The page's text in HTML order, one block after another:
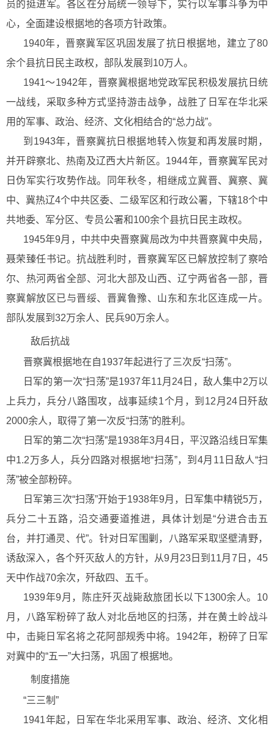
员的挺进军。各区在分局统一领导下，实行以军事斗争为中
心，全面建设根据地的各项方针政策。
1940年，晋察冀军区巩固发展了抗日根据地，建立了80
余个县抗日民主政权，部队发展到10万人。
1941～1942年，晋察冀根据地党政军民积极发展抗日统
一战线，采取多种方式坚持游击战争，战胜了日军在华北采
用的军事、政治、经济、文化相结合的“总力战”。
到1943年，晋察冀抗日根据地转入恢复和再发展时期，
并开辟察北、热南及辽西大片新区。1944年，晋察冀军民对
日伪军实行攻势作战。同年秋冬，相继成立冀晋、冀察、冀
中、冀热辽4个中共区委、二级军区和行政公署，下辖18个中
共地委、军分区、专员公署和100余个县抗日民主政权。
1945年9月，中共中央晋察冀局改为中共晋察冀中央局，
聂荣臻任书记。抗战胜利时，晋察冀军区已解放控制了察哈
尔、热河两省全部、河北大部及山西、辽宁两省各一部，晋
察冀解放区已与晋绥、晋冀鲁豫、山东和东北区连成一片。
部队发展到32万余人、民兵90万余人。
敌后抗战
晋察冀根据地在自1937年起进行了三次反“扫荡”。
日军的第一次“扫荡”是1937年11月24日，敌人集中2万以
上兵力，兵分八路围攻，战事延续1个月，到12月24日歼敌
2000余人，取得了第一次反“扫荡”的胜利。
日军的第二次“扫荡”是1938年3月4日，平汉路沿线日军集
中1.2万多人，兵分四路对根据地“扫荡”，到4月11日敌人“扫
荡”被全部粉碎。
日军第三次“扫荡”开始于1938年9月，日军集中精锐5万，
兵分二十五路，沿交通要道推进，具体计划是“分进合击五
台，并打通灵、代”。针对日军围剿，八路军采取坚壁清野，
诱敌深入，各个歼灭敌人的方针，从9月23日到11月7日，45
天中作战70余次，歼敌四、五千。
1939年9月，陈庄歼灭战毙敌旅团长以下1300余人。10
月，八路军粉碎了敌人对北岳地区的扫荡，并在黄土岭战斗
中，击毙日军名将之花阿部规秀中将。1942年，粉碎了日军
对冀中的“五一”大扫荡，巩固了根据地。
制度措施
“三三制”
1941年起，日军在华北采用军事、政治、经济、文化相